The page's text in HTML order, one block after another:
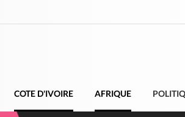
COTE D'IVOIRE AFRIQUE